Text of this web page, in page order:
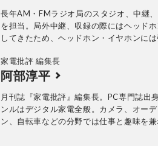
長年AM・FMラジオ局のスタジオ、中継
を担当。局外中継、収録の際にはヘッド
してきたため、ヘッドホン・イヤホンに
家電批評 編集長
阿部淳平
月刊誌『家電批評』編集長。PC専門誌出
ンルはデジタル家電全般。カメラ、オー
ン、自転車などの分野では仕事と趣味を兼